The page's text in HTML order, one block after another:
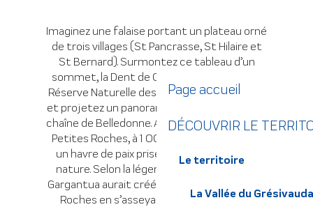
Page accueil
DÉCOUVRIR LE
Le territoire
La Vallée du
Imaginez une falaise portant un plateau orné
de trois villages (St Pancrasse, St Hilaire et
St Bernard). Surmontez ce tableau d’un
sommet, la Dent de Crolles, prolongé par la
Réserve Naturelle des Hauts de Chartreuse,
et projetez un panorama exceptionnel sur la
chaîne de Belledonne. Ainsi naît le Plateau des
Petites Roches, à 1 000 mètres d’altitude,
un havre de paix prisé des amoureux de la
nature. Selon la légende, le célèbre géant
Gargantua aurait créé le Plateau des Petites
Roches en s’asseyant sur la montagne,